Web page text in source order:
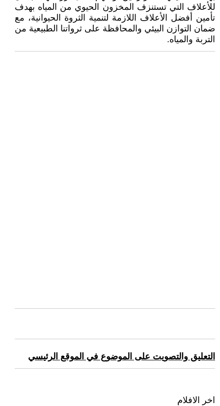
للأعلاف التي تستنزف المخزون الحيوي من المياه بهدف
تأمين أفضل الأعلاف اللازمة لتنمية الثروة الحيوانية، مع
ضمان التوازن البيئي والمحافظة على ثرواتنا الطبيعية من
التربة والمياه.
التعليق والتصويت على الموضوع في الموقع الرئيسي
اخر الافلام